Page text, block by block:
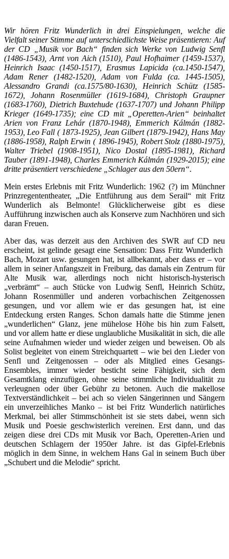
Wir hören Fritz Wunderlich in drei Einspielungen, welche die
Vielfalt seiner Stimme auf unterschiedlichste Weise präsentieren: Auf
der CD „Musik vor Bach“ finden sich Werke von Ludwig Senfl
(1486-1543), Arnt von Aich (1510), Paul Hofhaimer (1459-1537),
Heinrich Isaac (1450-1517), Erasmus Lapicida (ca.1450-1547),
Adam Rener (1482-1520), Adam von Fulda (ca. 1445-1505),
Alessandro Grandi (ca.1575/80-1630), Heinrich Schütz (1585-
1672), Johann Rosenmüller (1619-1684), Christoph Graupner
(1683-1760), Dietrich Buxtehude (1637-1707) und Johann Philipp
Krieger (1649-1735); eine CD mit „Operetten-Arien“ beinhaltet
Arien von Franz Lehár (1870-1948), Emmerich Kálmán (1882-
1953), Leo Fall ( 1873-1925), Jean Gilbert (1879-1942), Hans May
(1886-1958), Ralph Erwin ( 1896-1945), Robert Stolz (1880-1975),
Walter Triebel (1908-1951), Nico Dostal (1895-1981), Richard
Tauber (1891-1948), Charles Emmerich Kálmán (1929-2015); eine
dritte präsentiert verschiedene „Schlager aus den 50ern“.
Mein erstes Erlebnis mit Fritz Wunderlich: 1962 (?) im Münchner
Prinzregententheater, „Die Entführung aus dem Serail“ mit Fritz
Wunderlich als Belmonte! Glücklicherweise gibt es diese
Aufführung inzwischen auch als Konserve zum Nachhören und sich
daran Freuen.
Aber das, was derzeit aus den Archiven des SWR auf CD neu
erscheint, ist gelinde gesagt eine Sensation: Dass Fritz Wunderlich
Bach, Mozart usw. gesungen hat, ist allbekannt, aber dass er – vor
allem in seiner Anfangszeit in Freiburg, das damals ein Zentrum für
Alte Musik war, allerdings noch nicht historisch-hysterisch
„verbrämt“ – auch Stücke von Ludwig Senfl, Heinrich Schütz,
Johann Rosenmüller und anderen vorbachischen Zeitgenossen
gesungen, und vor allem wie er das gesungen hat, ist eine
Entdeckung ersten Ranges. Schon damals hatte die Stimme jenen
„wunderlichen“ Glanz, jene mühelose Höhe bis hin zum Falsett,
und vor allem hatte er diese unglaubliche Musikalität in sich, die alle
seine Aufnahmen wieder und wieder zeigen und beweisen. Ob als
Solist begleitet von einem Streichquartett – wie bei den Lieder von
Senfl und Zeitgenossen – oder als Mitglied eines Gesangs-
Ensembles, immer wieder besticht seine Fähigkeit, sich dem
Gesamtklang einzufügen, ohne seine stimmliche Individualität zu
verleugnen oder über Gebühr zu betonen. Auch die makellose
Textverständlichkeit – bei ach so vielen Sängerinnen und Sängern
ein unverzeihliches Manko – ist bei Fritz Wunderlich natürliches
Merkmal, bei aller Stimmschönheit ist sie stets dabei, wenn sich
Musik und Poesie geschwisterlich vereinen. Erst dann, und das
zeigen diese drei CDs mit Musik vor Bach, Operetten-Arien und
deutschen Schlagern der 1950er Jahre. ist das Gipfel-Erlebnis
möglich in dem Sinne, in welchem Hans Gal in seinem Buch über
„Schubert und die Melodie“ spricht.